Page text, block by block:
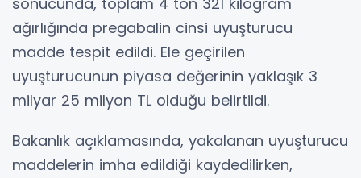
ağırlığında pregabalin cinsi uyuşturucu
madde tespit edildi. Ele geçirilen
uyuşturucunun piyasa değerinin yaklaşık 3
milyar 25 milyon TL olduğu belirtildi.
Bakanlık açıklamasında, yakalanan uyuşturucu
maddelerin imha edildiği kaydedilirken,